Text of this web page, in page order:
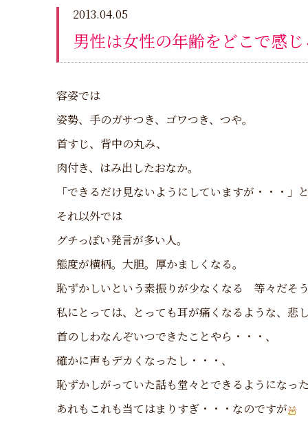
2013.04.05
男性は女性の年齢をどこで感
容姿では
姿勢、手のガサつき、ゴワつき、つや。
首すじ、背中の丸み、
肉付き、はみ出したおなか。
「できるだけ見ないようにしていますが・・・」
それ以外では
グチっぽい発言が多い人。
態度が横柄。大胆。厚かましくなる。
恥ずかしいという素振りが少なくなる 等々だそう
私にとっては、とっても耳が痛くなるような、悲し
首のしわなんぞいつできたことやら・・・、
確かに声もデカくなったし・・・、
恥ずかしがっていた話も堂々とできるようになった
あれもこれも当てはまりすぎ・・・なのですが